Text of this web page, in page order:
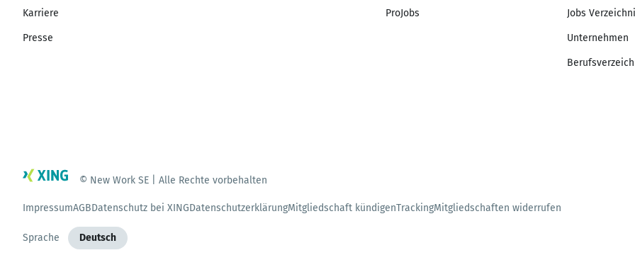
Karriere
Presse
ProJobs Jobs
Unternehmen
© New Work SE | Alle Rechte vorbehalten
ImpressumAGBDatenschutz bei XINGDatenschutzerklärungMitgliedschaft kündigenTrackingMitgliedschaften widerrufen
Sprache Deutsch